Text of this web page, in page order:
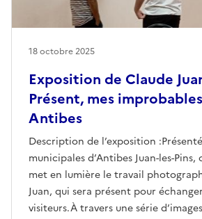
Exposition de Claude
Présent, mes
Antibes
Description de l’exposition
municipales d’Antibes Juan-les-
met en lumière le travail
Juan, qui sera présent pour
visiteurs.À travers une série
18 octobre 2025